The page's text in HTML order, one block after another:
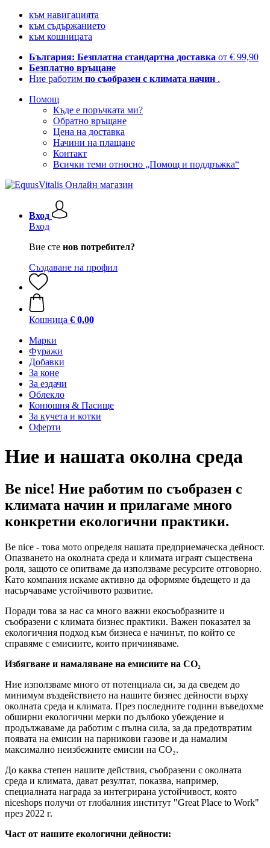
към навигацията
към съдържанието
към кошницата
България: Безплатна стандартна доставка от € 99,90
Безплатно връщане
Ние работим по съобразен с климата начин .
Помощ
Къде е поръчката ми?
Обратно връщане
Цена на доставка
Начини на плащане
Контакт
Всички теми относно „Помощ и поддръжка“
Вход
Вход
Вие сте нов потребител?
Създаване на профил
Кошница € 0,00
Марки
Фуражи
Добавки
За коне
За ездачи
Облекло
Конюшня & Пасище
За кучета и котки
Оферти
Ние и нашата околна среда
Be nice! Ние работим по съобразен с
климата начин и прилагаме много
конкретни екологични практики.
Be nice - това мото определя нашата предприемаческа дейност.
Опазването на околната среда и климата играят съществена
роля, защото се опитваме да използваме ресурсите отговорно.
Като компания искаме активно да оформяме бъдещето и да
насърчаваме устойчивото развитие.
Поради това за нас са много важни екосъобразните и
съобразени с климата бизнес практики. Важен показател за
екологичния подход към бизнеса е начинът, по който се
справяме с емисиите, които причиняваме.
Избягване и намаляване на емисиите на CO₂
Ние използваме много от потенциала си, за да сведем до
минимум въздействието на нашите бизнес дейности върху
околната среда и климата. През последните години въведохме
обширни екологични мерки по дълбоко убеждение и
продължаваме да работим с пълна сила, за да предотвратим
появата на емисии на парникови газове и да намалим
максимално неизбежните емисии на CO₂.
До каква степен нашите действия, съобразени с околната
среда и климата, дават резултат, показва, например,
специалната награда за интегрирана устойчивост, която
niceshops получи от глобалния институт "Great Place to Work"
през 2022 г.
Част от нашите екологични дейности: